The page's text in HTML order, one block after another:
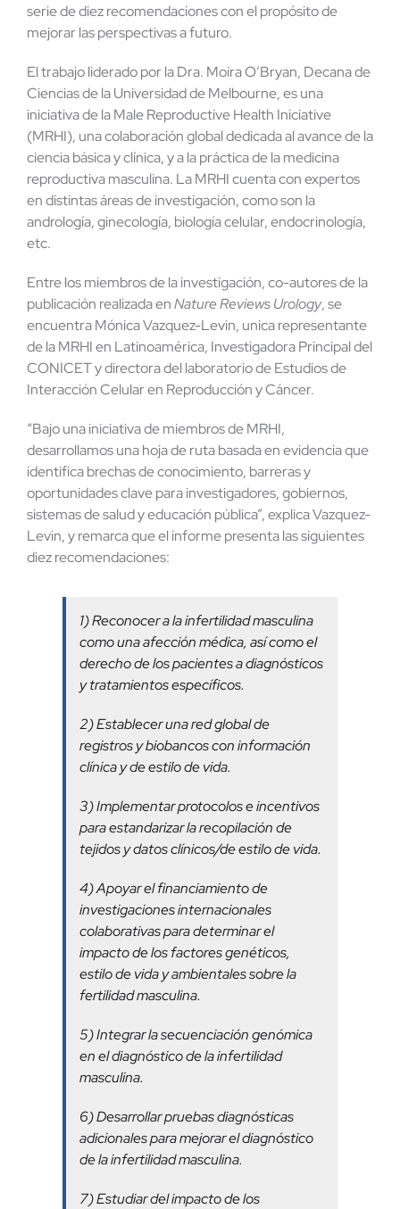
serie de diez recomendaciones con el propósito de
mejorar las perspectivas a futuro.
El trabajo liderado por la Dra. Moira O’Bryan, Decana de
Ciencias de la Universidad de Melbourne, es una
iniciativa de la Male Reproductive Health Iniciative
(MRHI), una colaboración global dedicada al avance de la
ciencia básica y clínica, y a la práctica de la medicina
reproductiva masculina. La MRHI cuenta con expertos
en distintas áreas de investigación, como son la
andrología, ginecología, biología celular, endocrinología,
etc.
Entre los miembros de la investigación, co-autores de la
publicación realizada enNature Reviews Urology, se
encuentra Mónica Vazquez-Levin, unica representante
de la MRHI en Latinoamérica, Investigadora Principal del
CONICET y directora del laboratorio de Estudios de
Interacción Celular en Reproducción y Cáncer.
“Bajo una iniciativa de miembros de MRHI,
desarrollamos una hoja de ruta basada en evidencia que
identifica brechas de conocimiento, barreras y
oportunidades clave para investigadores, gobiernos,
sistemas de salud y educación pública”, explica Vazquez-
Levin, y remarca que el informe presenta las siguientes
diez recomendaciones:
1) Reconocer a la infertilidad masculina
como una afección médica, así como el
derecho de los pacientes a diagnósticos
y tratamientos específicos.
2) Establecer una red global de
registros y biobancos con información
clínica y de estilo de vida.
3) Implementar protocolos e incentivos
para estandarizar la recopilación de
tejidos y datos clínicos/de estilo de vida.
4) Apoyar el financiamiento de
investigaciones internacionales
colaborativas para determinar el
impacto de los factores genéticos,
estilo de vida y ambientales sobre la
fertilidad masculina.
5) Integrar la secuenciación genómica
en el diagnóstico de la infertilidad
masculina.
6) Desarrollar pruebas diagnósticas
adicionales para mejorar el diagnóstico
de la infertilidad masculina.
7) Estudiar del impacto de los